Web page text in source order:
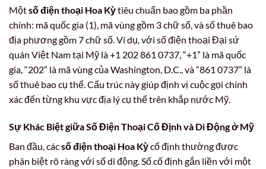
Mộtsố điện thoại Hoa Kỳtiêu chuẩn bao gồm ba phần
chính: mã quốc gia (1), mã vùng gồm 3 chữ số, và số thuê bao
địa phương gồm 7 chữ số. Ví dụ, với số điện thoại Đại sứ
quán Việt Nam tại Mỹ là +1 202 861 0737, “+1” là mã quốc
gia, “202” là mã vùng của Washington, D.C., và “861 0737” là
số thuê bao cụ thể. Cấu trúc này giúp định vị cuộc gọi chính
xác đến từng khu vực địa lý cụ thể trên khắp nước Mỹ.
Sự Khác Biệt giữa Số Điện Thoại Cố Định và Di Động ở Mỹ
Ban đầu, cácsố điện thoại Hoa Kỳcố định thường được
phân biệt rõ ràng với số di động. Số cố định gắn liền với một